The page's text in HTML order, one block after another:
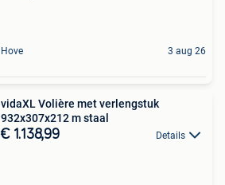
Hove 3 aug 26
vidaXL Volière met verlengstuk
932x307x212 m staal
€ 1.138,99 Details